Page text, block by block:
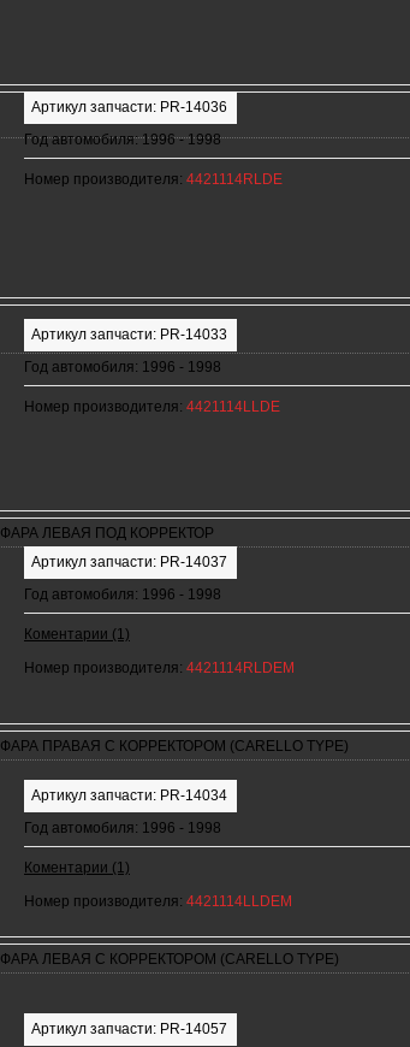
Артикул запчасти: PR-14036
Год автомобиля: 1996 - 1998
Номер производителя: 4421114RLDE
Артикул запчасти: PR-14033
Год автомобиля: 1996 - 1998
Номер производителя: 4421114LLDE
Артикул запчасти: PR-14037
Год автомобиля: 1996 - 1998
Коментарии (1)
Номер производителя: 4421114RLDEM
ФАРА ЛЕВАЯ ПОД КОРРЕКТОР
Артикул запчасти: PR-14034
Год автомобиля: 1996 - 1998
Коментарии (1)
Номер производителя: 4421114LLDEM
ФАРА ПРАВАЯ С КОРРЕКТОРОМ (CARELLO TYPE)
Артикул запчасти: PR-14057
ФАРА ЛЕВАЯ С КОРРЕКТОРОМ (CARELLO TYPE)